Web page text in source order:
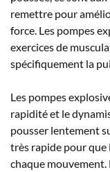
remettre pour
force. Les pompes
exercices de
spécifiquement la
Les pompes
rapidité et le
pousser lentement
très rapide pour que
chaque